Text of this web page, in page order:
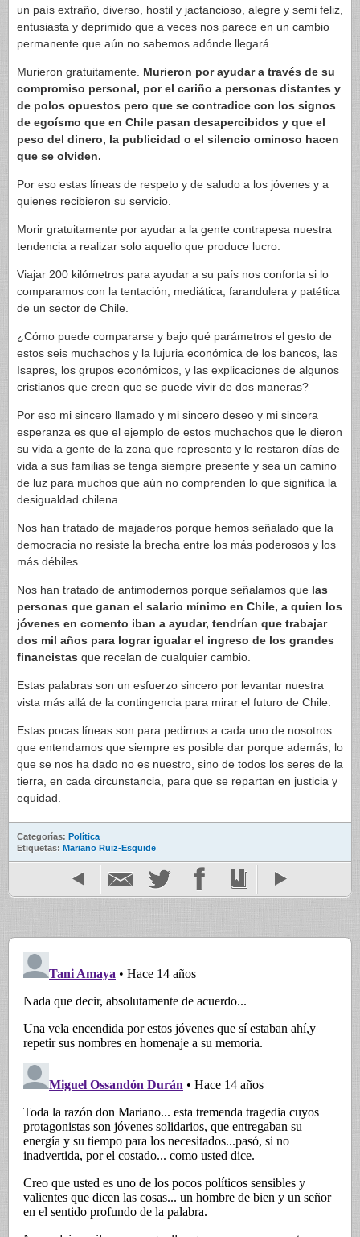
un país extraño, diverso, hostil y jactancioso, alegre y semi feliz,
entusiasta y deprimido que a veces nos parece en un cambio
permanente que aún no sabemos adónde llegará.
Murieron gratuitamente. Murieron por ayudar a través de su
compromiso personal, por el cariño a personas distantes y
de polos opuestos pero que se contradice con los signos
de egoísmo que en Chile pasan desapercibidos y que el
peso del dinero, la publicidad o el silencio ominoso hacen
que se olviden.
Por eso estas líneas de respeto y de saludo a los jóvenes y a
quienes recibieron su servicio.
Morir gratuitamente por ayudar a la gente contrapesa nuestra
tendencia a realizar solo aquello que produce lucro.
Viajar 200 kilómetros para ayudar a su país nos conforta si lo
comparamos con la tentación, mediática, farandulera y patética
de un sector de Chile.
¿Cómo puede compararse y bajo qué parámetros el gesto de
estos seis muchachos y la lujuria económica de los bancos, las
Isapres, los grupos económicos, y las explicaciones de algunos
cristianos que creen que se puede vivir de dos maneras?
Por eso mi sincero llamado y mi sincero deseo y mi sincera
esperanza es que el ejemplo de estos muchachos que le dieron
su vida a gente de la zona que represento y le restaron días de
vida a sus familias se tenga siempre presente y sea un camino
de luz para muchos que aún no comprenden lo que significa la
desigualdad chilena.
Nos han tratado de majaderos porque hemos señalado que la
democracia no resiste la brecha entre los más poderosos y los
más débiles.
Nos han tratado de antimodernos porque señalamos que las
personas que ganan el salario mínimo en Chile, a quien los
jóvenes en comento iban a ayudar, tendrían que trabajar
dos mil años para lograr igualar el ingreso de los grandes
financistas que recelan de cualquier cambio.
Estas palabras son un esfuerzo sincero por levantar nuestra
vista más allá de la contingencia para mirar el futuro de Chile.
Estas pocas líneas son para pedirnos a cada uno de nosotros
que entendamos que siempre es posible dar porque además, lo
que se nos ha dado no es nuestro, sino de todos los seres de la
tierra, en cada circunstancia, para que se repartan en justicia y
equidad.
Categorías: Política
Etiquetas: Mariano Ruiz-Esquide